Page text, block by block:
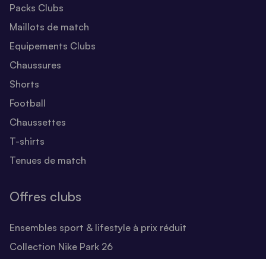
Packs Clubs
Maillots de match
Equipements Clubs
Chaussures
Shorts
Football
Chaussettes
T-shirts
Tenues de match
Offres clubs
Ensembles sport & lifestyle à prix réduit
Collection Nike Park 26